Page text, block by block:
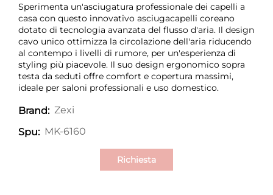
Sperimenta un'asciugatura professionale dei capelli a
casa con questo innovativo asciugacapelli coreano
dotato di tecnologia avanzata del flusso d'aria. Il design
cavo unico ottimizza la circolazione dell'aria riducendo
al contempo i livelli di rumore, per un'esperienza di
styling più piacevole. Il suo design ergonomico sopra
testa da seduti offre comfort e copertura massimi,
ideale per saloni professionali e uso domestico.
Brand: Zexi
Spu: MK-6160
Richiesta